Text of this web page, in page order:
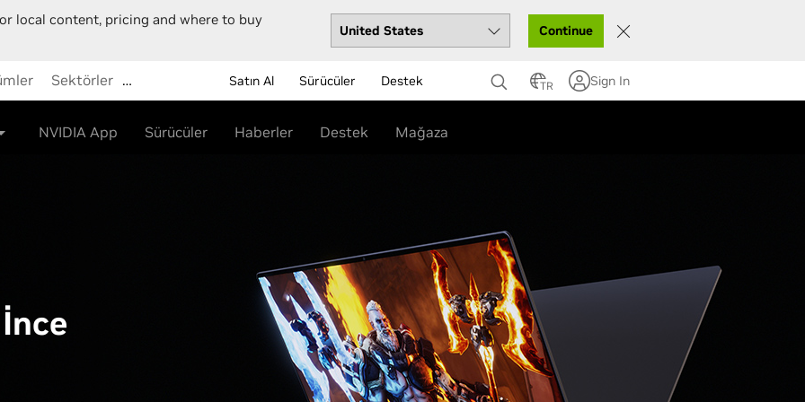
local content, pricing and where to buy
Continue
Sektörler … Satın Al Sürücüler Destek TR Sign In
NVIDIA App Sürücüler Haberler Destek Mağaza